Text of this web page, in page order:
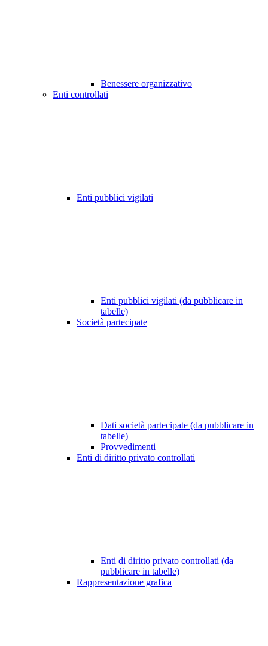
Benessere organizzativo
Enti controllati
Enti pubblici vigilati
Enti pubblici vigilati (da pubblicare in
tabelle)
Società partecipate
Dati società partecipate (da pubblicare in
tabelle)
Provvedimenti
Enti di diritto privato controllati
Enti di diritto privato controllati (da
pubblicare in tabelle)
Rappresentazione grafica